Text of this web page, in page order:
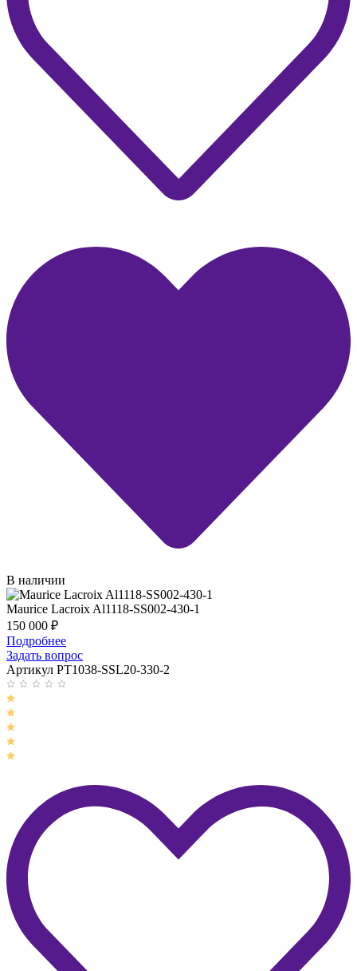
В наличии
Maurice Lacroix Al1118-SS002-430-1
150 000 ₽
Подробнее
Задать вопрос
Артикул PT1038-SSL20-330-2